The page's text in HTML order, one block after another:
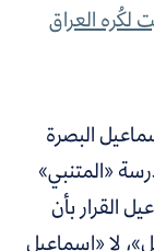
لكُره العراق
البصرة
«المتنبي»
القرار بأن
لا «إسماعيل